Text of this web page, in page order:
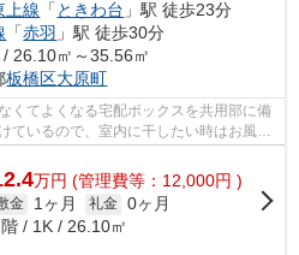
上線 「 ときわ台 」駅 徒歩23分
「赤羽 」駅 徒歩30分
26.10㎡～35.56㎡
板橋区大原町
くてよくなる宅配ボックスを共用部に備
ているので、室内に干したい時はお風呂
で...
万円 (管理費等：12,000円 )
金 1ヶ月 礼金 0ヶ月
/ 1K / 26.10㎡